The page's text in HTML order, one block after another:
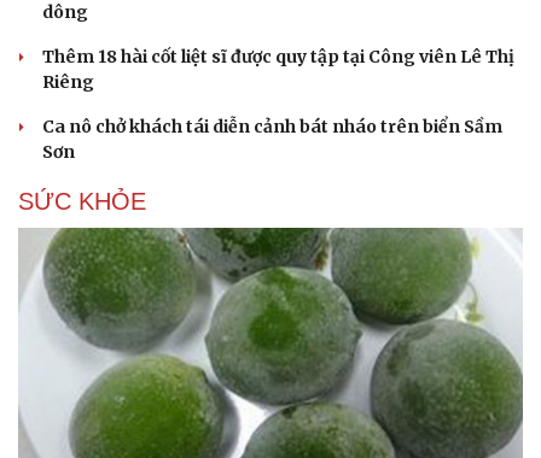
dông
Thêm 18 hài cốt liệt sĩ được quy tập tại Công viên Lê Thị
Riêng
Ca nô chở khách tái diễn cảnh bát nháo trên biển Sầm
Sơn
SỨC KHỎE